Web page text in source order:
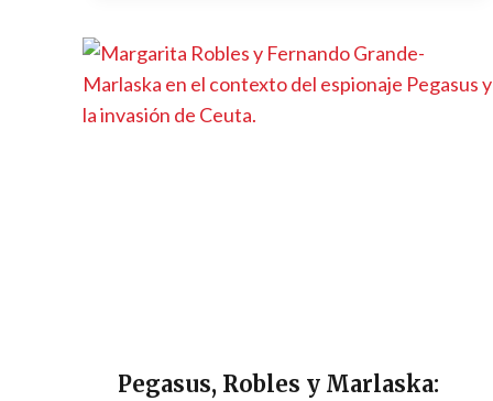
Pegasus, Robles y Marlaska: